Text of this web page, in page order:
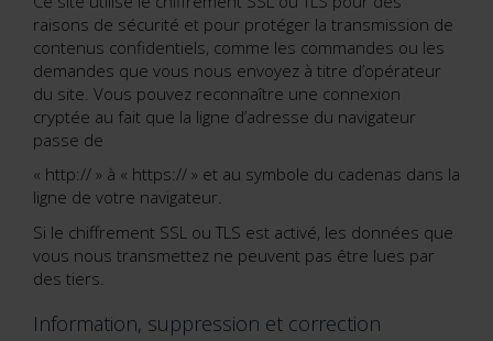
raisons de sécurité et pour protéger la transmission de
contenus confidentiels, comme les commandes ou les
demandes que vous nous envoyez à titre d’opérateur
du site. Vous pouvez reconnaître une connexion
cryptée au fait que la ligne d’adresse du navigateur
passe de
« http:// » à « https:// » et au symbole du cadenas dans la
ligne de votre navigateur.
Si le chiffrement SSL ou TLS est activé, les données que
vous nous transmettez ne peuvent pas être lues par
des tiers.
Information, suppression et correction